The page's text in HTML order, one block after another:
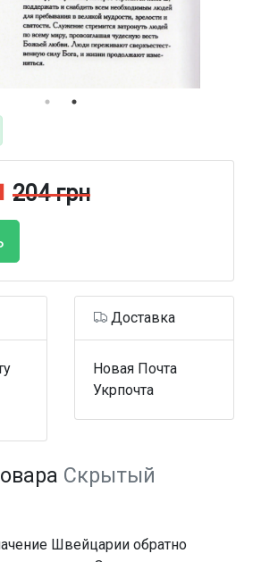
204 грн
Доставка
Новая Почта
Укрпочта
Скрытый
Швейцарии обратно